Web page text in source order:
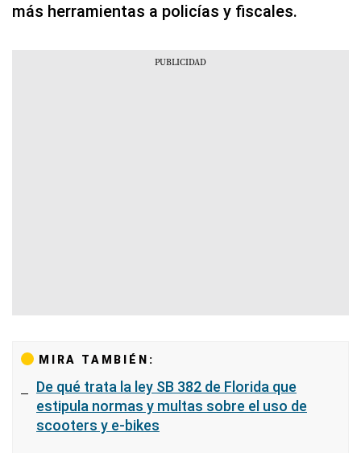
más herramientas a policías y fiscales.
MIRA TAMBIÉN:
De qué trata la ley SB 382 de Florida que
estipula normas y multas sobre el uso de
scooters y e-bikes